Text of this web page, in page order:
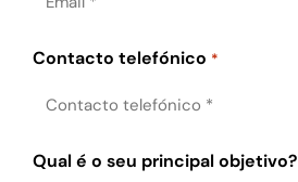
Contacto telefónico *
Qual é o seu principal objetivo?